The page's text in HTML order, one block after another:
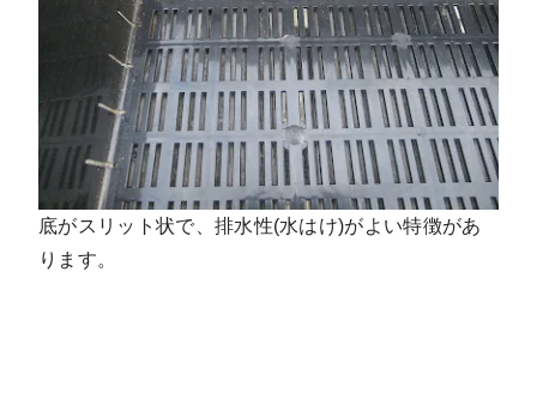
底がスリット状で、排水性(水はけ)がよい特徴があ
ります。